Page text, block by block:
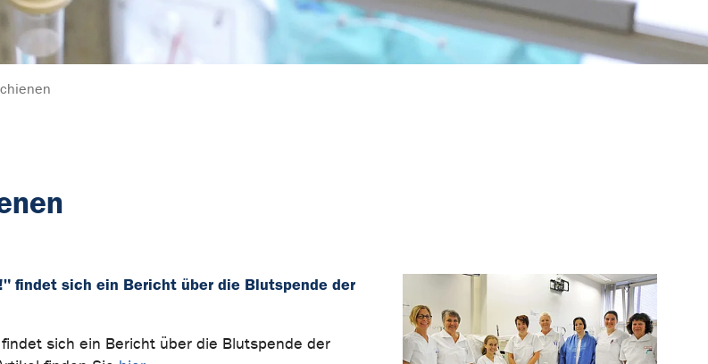
findet sich ein Bericht über die Blutspende der
sich ein Bericht über die Blutspende der